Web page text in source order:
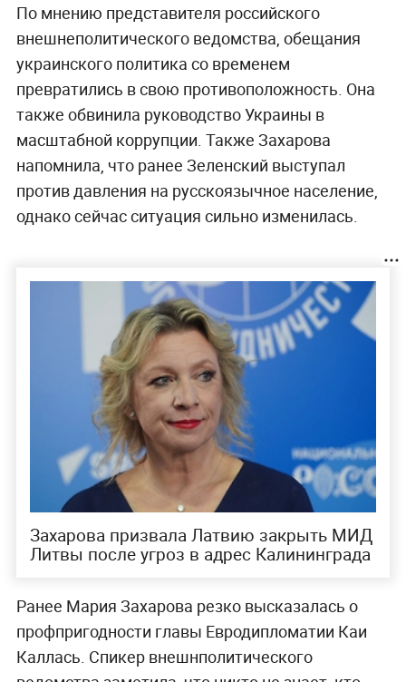
По мнению представителя российского
внешнеполитического ведомства, обещания
украинского политика со временем
превратились в свою противоположность. Она
также обвинила руководство Украины в
масштабной коррупции. Также Захарова
напомнила, что ранее Зеленский выступал
против давления на русскоязычное население,
однако сейчас ситуация сильно изменилась.
Захарова призвала Латвию закрыть МИД
Литвы после угроз в адрес Калининграда
Ранее Мария Захарова резко высказалась о
профпригодности главы Евродипломатии Каи
Каллась. Спикер внешнполитического